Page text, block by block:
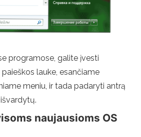
programose, galite įvesti
lauke, esančiame
meniu, ir tada padaryti antrą
naujausioms OS